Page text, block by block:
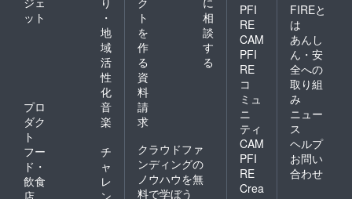
(ペット
ボトル
で使用
出来ま
す) ※空
気入用
のポン
プは別
にご用
意して
ット
・
地
域
活
性
化
プロ
ダク
ト
音
楽
フー
ド・
飲食
店
チ
ャ
レ
ン
ト
を
作
る
相
談
す
る
資
料
請
求
クラウドファ
ンディングの
ノウハウを無
料で学ぼう
PFI
RE
CAM
PFI
RE
コ
ミュ
ニ
ティ
CAM
PFI
RE
Crea
FIREと
は
あんし
ん・安
全への
取り組
み
ニュー
ス
ヘルプ
お問い
合わせ